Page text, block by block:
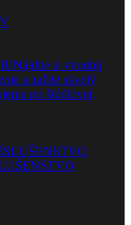
Nájdite si vhodnú
a zažite skvelý
pri štúdiovej,